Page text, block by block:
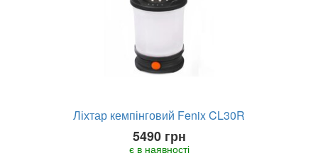
Ліхтар кемпінговий Fenix CL30R
5490 грн
є в наявності